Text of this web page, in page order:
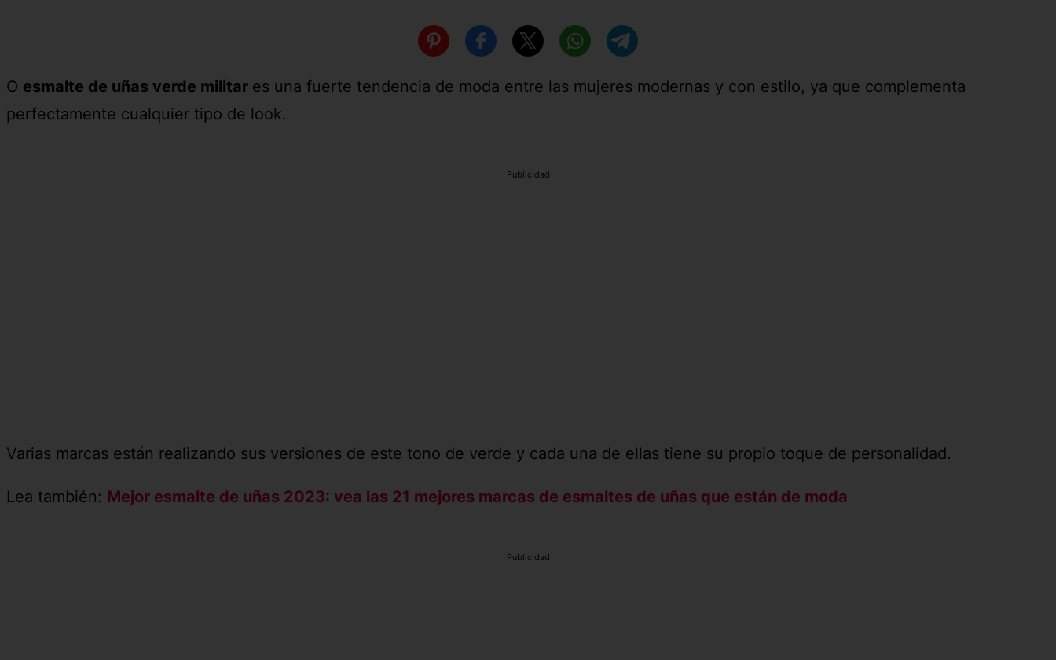
O esmalte de uñas verde militar es una fuerte tendencia de moda entre las mujeres modernas y con estilo, ya que complementa
perfectamente cualquier tipo de look.
Publicidad
Varias marcas están realizando sus versiones de este tono de verde y cada una de ellas tiene su propio toque de personalidad.
Lea también: Mejor esmalte de uñas 2023: vea las 21 mejores marcas de esmaltes de uñas que están de moda
Publicidad